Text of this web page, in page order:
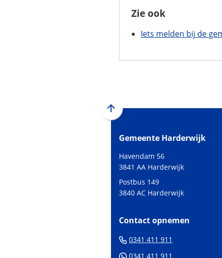
Zie ook
Iets melden bij de
Scroll
boven
het
van
Gemeente Harderwijk
Havendam 56
3841 AA Harderwijk
Postbus 149
3840 AC Harderwijk
Contact opnemen
0341 411 911
0341 411 911